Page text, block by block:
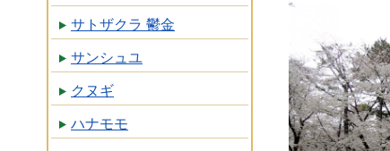
サトザクラ 鬱金
サンシュユ
クヌギ
ハナモモ